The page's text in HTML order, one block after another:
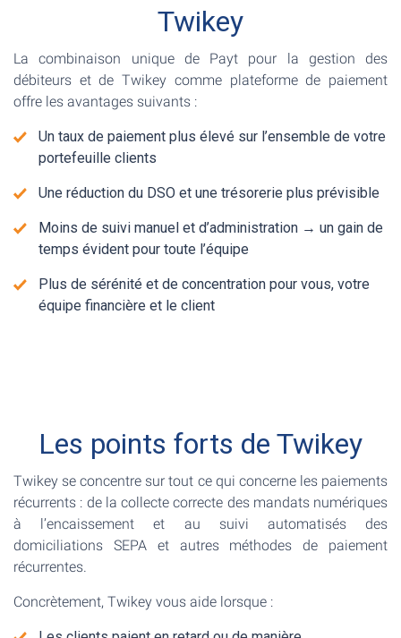
Twikey
La combinaison unique de Payt pour la gestion des
débiteurs et de Twikey comme plateforme de paiement
offre les avantages suivants :
Un taux de paiement plus élevé sur l’ensemble de votre
portefeuille clients
Une réduction du DSO et une trésorerie plus prévisible
Moins de suivi manuel et d’administration → un gain de
temps évident pour toute l’équipe
Plus de sérénité et de concentration pour vous, votre
équipe financière et le client
Les points forts de Twikey
Twikey se concentre sur tout ce qui concerne les paiements
récurrents : de la collecte correcte des mandats numériques
à l’encaissement et au suivi automatisés des
domiciliations SEPA et autres méthodes de paiement
récurrentes.
Concrètement, Twikey vous aide lorsque :